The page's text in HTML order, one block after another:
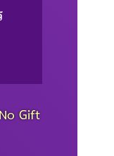
Gift